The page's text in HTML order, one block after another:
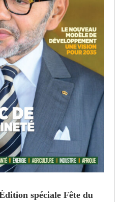
spéciale Fête du